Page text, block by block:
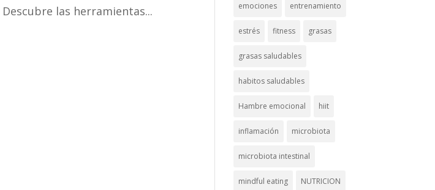
las herramientas...
emociones entrenamiento
estrés fitness grasas
grasas saludables
habitos saludables
Hambre emocional hiit
inflamación microbiota
microbiota intestinal
mindful eating NUTRICION